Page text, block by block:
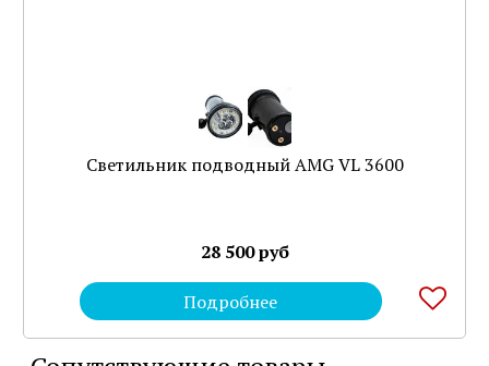
Светильник подводный AMG VL 3600
28 500 руб
Подробнее